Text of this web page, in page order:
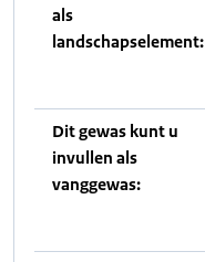
als
landschapselement:
Dit gewas kunt u
invullen als
vanggewas: